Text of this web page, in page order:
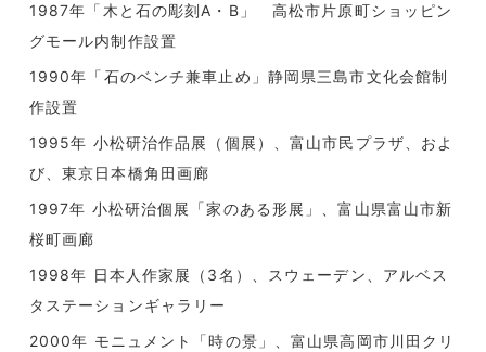
1987年「木と石の彫刻A・B」 高松市片原町ショッピン
グモール内制作設置
1990年「石のベンチ兼車止め」静岡県三島市文化会館制
作設置
1995年 小松研治作品展（個展）、富山市民プラザ、およ
び、東京日本橋角田画廊
1997年 小松研治個展「家のある形展」、富山県富山市新
桜町画廊
1998年 日本人作家展（3名）、スウェーデン、アルベス
タステーションギャラリー
2000年 モニュメント「時の景」、富山県高岡市川田クリ